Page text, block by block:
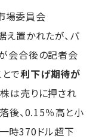
場委員会
え置かれたが、パ
会合後の記者会
で利下げ期待が
は売りに押され
後、0.15％高と小
時370ドル超下